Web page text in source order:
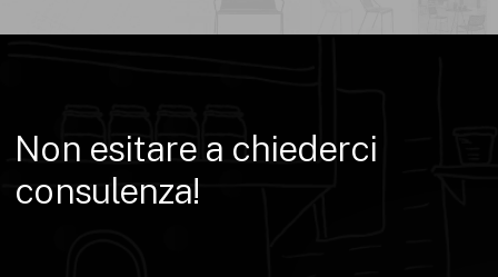
Non esitare a chiederci
consulenza!